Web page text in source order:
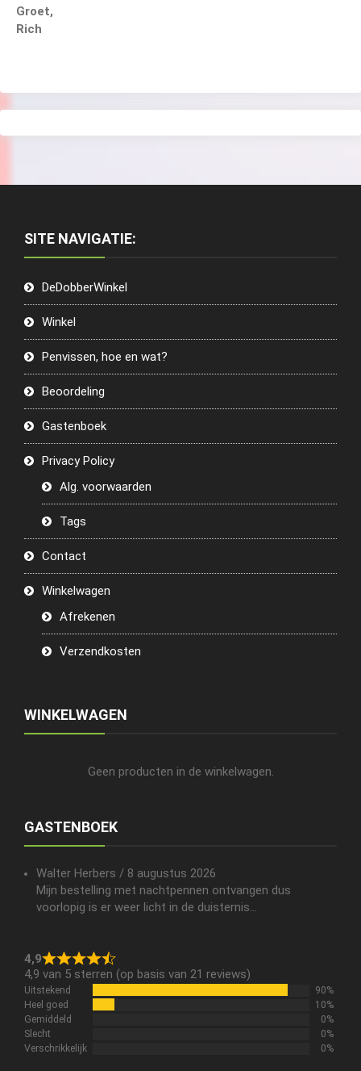
Groet,
Rich
SITE NAVIGATIE:
DeDobberWinkel
Winkel
Penvissen, hoe en wat?
Beoordeling
Gastenboek
Privacy Policy
Alg. voorwaarden
Tags
Contact
Winkelwagen
Afrekenen
Verzendkosten
WINKELWAGEN
Geen producten in de winkelwagen.
GASTENBOEK
Walter Herbers / 8 augustus 2026
Mijn bestelling met nachtpennen ontvangen dus
voorlopig is er weer licht in de duisternis...
4,9
4,9 van 5 sterren (op basis van 21 reviews)
Uitstekend
90%
Heel goed
10%
Gemiddeld
0%
Slecht
0%
Verschrikkelijk
0%